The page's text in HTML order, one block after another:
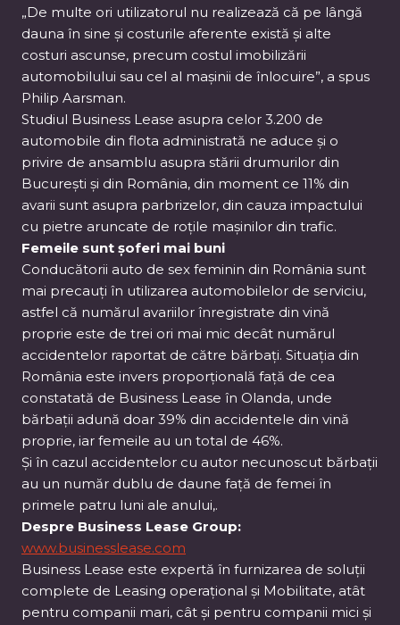
„De multe ori utilizatorul nu realizează că pe lângă
dauna în sine și costurile aferente există și alte
costuri ascunse, precum costul imobilizării
automobilului sau cel al mașinii de înlocuire”, a spus
Philip Aarsman.
Studiul Business Lease asupra celor 3.200 de
automobile din flota administrată ne aduce și o
privire de ansamblu asupra stării drumurilor din
București și din România, din moment ce 11% din
avarii sunt asupra parbrizelor, din cauza impactului
cu pietre aruncate de roțile mașinilor din trafic.
Femeile sunt șoferi mai buni
Conducătorii auto de sex feminin din România sunt
mai precauți în utilizarea automobilelor de serviciu,
astfel că numărul avariilor înregistrate din vină
proprie este de trei ori mai mic decât numărul
accidentelor raportat de către bărbați. Situația din
România este invers proporțională față de cea
constatată de Business Lease în Olanda, unde
bărbații adună doar 39% din accidentele din vină
proprie, iar femeile au un total de 46%.
Și în cazul accidentelor cu autor necunoscut bărbații
au un număr dublu de daune față de femei în
primele patru luni ale anului,.
Despre Business Lease Group:
www.businesslease.com
Business Lease este expertă în furnizarea de soluții
complete de Leasing operațional și Mobilitate, atât
pentru companii mari, cât și pentru companii mici și